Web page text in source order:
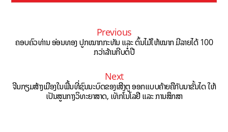
Previous
ຄອບຄົວທ່ານ ອ່ອນທອງ ປູກໝາກກະທັນ ແລະ ຕົ້ນໄມ້ໃຫ້ໝາກ ມີລາຍໄດ້ 100
ກວ່າລ້ານກີບຕໍ່ປີ
Next
ຈີນກຽມສ້າງເມືອງໃນພື້ນທີ່ຊົນນະບົດຂອງເສີງຕູ ອອກແບບຄ້າຍຄືກັບນາຂັ້ນໄດ ໃຫ້
ເປັນສູນກາງວິທະຍາສາດ, ເທັກໂນໂລຢີ ແລະ ການສຶກສາ